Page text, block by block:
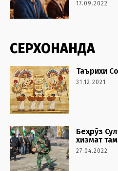
17.09.2022
СЕРХОНАНДА
Таърихи
31.12.2021
Беҳрӯз
хизмат
27.04.2022